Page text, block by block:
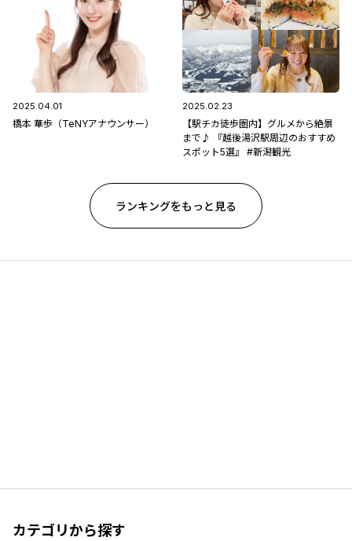
2025.04.01
橋本 華歩（TeNYアナウンサー）
2025.02.23
【駅チカ徒歩圏内】グルメから絶景
まで♪ 『越後湯沢駅周辺のおすすめ
スポット5選』 #新潟観光
ランキングをもっと見る
カテゴリから探す